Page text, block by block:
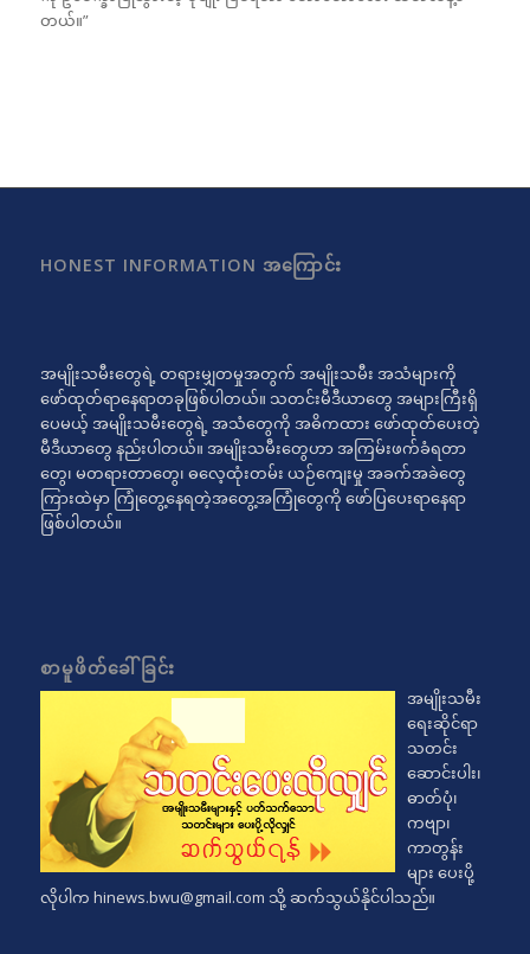
တယ်။”
HONEST INFORMATION အကြောင်း
အမျိုးသမီးတွေရဲ့ တရားမျှတမှုအတွက် အမျိုးသမီး အသံများကို
ဖော်ထုတ်ရာနေရာတခုဖြစ်ပါတယ်။ သတင်းမီဒီယာတွေ အများကြီးရှိ
ပေမယ့် အမျိုးသမီးတွေရဲ့ အသံတွေကို အဓိကထား ဖော်ထုတ်ပေးတဲ့
မီဒီယာတွေ နည်းပါတယ်။ အမျိုးသမီးတွေဟာ အကြမ်းဖက်ခံရတာ
တွေ၊ မတရားတာတွေ၊ ဓလေ့ထုံးတမ်း ယဉ်ကျေးမှု အခက်အခဲတွေ
ကြားထဲမှာ ကြုံတွေ့နေရတဲ့အတွေ့အကြုံတွေကို ဖော်ပြပေးရာနေရာ
ဖြစ်ပါတယ်။
စာမူဖိတ်ခေါ်ခြင်း
အမျိုးသမီး
ရေးဆိုင်ရာ
သတင်း
ဆောင်းပါး၊
ဓာတ်ပုံ၊
ကဗျာ၊
ကာတွန်း
များ ပေးပို့
လိုပါက hinews.bwu@gmail.com သို့ ဆက်သွယ်နိုင်ပါသည်။